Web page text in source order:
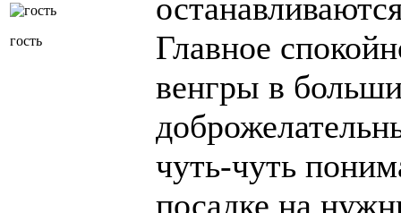
гость
Главное
венгры в
чуть-чуть
посадке на